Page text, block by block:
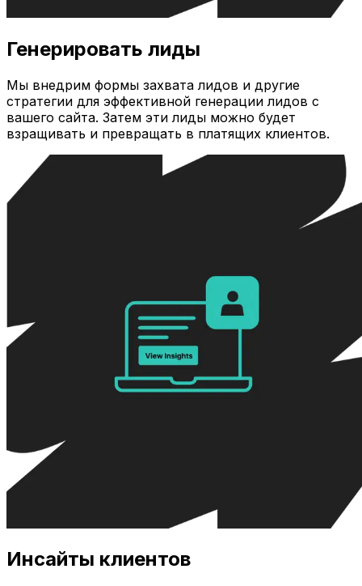
Генерировать лиды
Мы внедрим формы захвата лидов и другие
стратегии для эффективной генерации лидов с
вашего сайта. Затем эти лиды можно будет
взращивать и превращать в платящих клиентов.
Инсайты клиентов